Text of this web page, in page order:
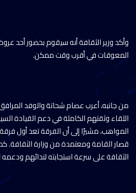
وأكد وزير الثقافة أنه سيقوم بحضور أحد
المعوقات في أقرب وقت ممكن.
من جانبه، أعرب عصام شحاتة والوفد
اللقاء وثقتهم الكاملة في دعم القيادة
المواهب، مشيرًا إلى أن الفرقة تعد أول
قصار القامة ومعتمدة من وزارة الثقافة.
الثقافة على سرعة استجابته لندائهم